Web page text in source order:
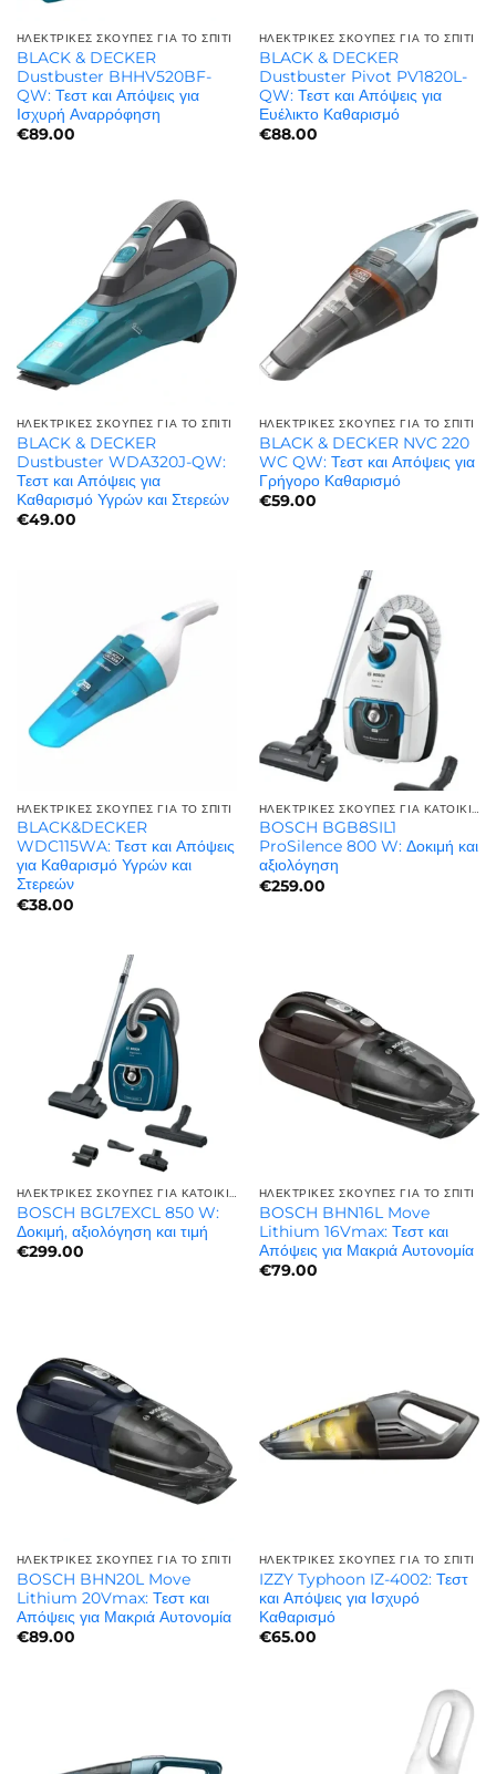
ΗΛΕΚΤΡΙΚΈΣ ΣΚΟΎΠΕΣ ΓΙΑ ΤΟ ΣΠΊΤΙ
BLACK & DECKER
Dustbuster BHHV520BF-
QW: Τεστ και Απόψεις για
Ισχυρή Αναρρόφηση
€89.00
ΗΛΕΚΤΡΙΚΈΣ ΣΚΟΎΠΕΣ ΓΙΑ ΤΟ ΣΠΊΤΙ
BLACK & DECKER
Dustbuster Pivot PV1820L-
QW: Τεστ και Απόψεις για
Ευέλικτο Καθαρισμό
€88.00
ΗΛΕΚΤΡΙΚΈΣ ΣΚΟΎΠΕΣ ΓΙΑ ΤΟ ΣΠΊΤΙ
BLACK & DECKER
Dustbuster WDA320J-QW:
Τεστ και Απόψεις για
Καθαρισμό Υγρών και Στερεών
€49.00
ΗΛΕΚΤΡΙΚΈΣ ΣΚΟΎΠΕΣ ΓΙΑ ΤΟ ΣΠΊΤΙ
BLACK & DECKER NVC 220
WC QW: Τεστ και Απόψεις για
Γρήγορο Καθαρισμό
€59.00
ΗΛΕΚΤΡΙΚΈΣ ΣΚΟΎΠΕΣ ΓΙΑ ΤΟ ΣΠΊΤΙ
BLACK&DECKER
WDC115WA: Τεστ και Απόψεις
για Καθαρισμό Υγρών και
Στερεών
€38.00
BOSCH BGB8SIL1
ProSilence 800 W: Δοκιμή και
αξιολόγηση
€259.00
ΗΛΕΚΤΡΙΚΈΣ ΣΚΟΎΠΕΣ ΓΙΑ ΚΑΤΟΙΚΊΔΙΑ | ΓΙΑ ΤΡΊΧΕΣ ΚΑΤΟΙΚΙΔΊΩΝ
BOSCH BGL7EXCL 850 W:
Δοκιμή, αξιολόγηση και τιμή
€299.00
ΗΛΕΚΤΡΙΚΈΣ ΣΚΟΎΠΕΣ ΓΙΑ ΤΟ ΣΠΊΤΙ
BOSCH BHN16L Move
Lithium 16Vmax: Τεστ και
Απόψεις για Μακριά Αυτονομία
€79.00
ΗΛΕΚΤΡΙΚΈΣ ΣΚΟΎΠΕΣ ΓΙΑ ΤΟ ΣΠΊΤΙ
BOSCH BHN20L Move
Lithium 20Vmax: Τεστ και
Απόψεις για Μακριά Αυτονομία
€89.00
ΗΛΕΚΤΡΙΚΈΣ ΣΚΟΎΠΕΣ ΓΙΑ ΤΟ ΣΠΊΤΙ
IZZY Typhoon IZ-4002: Τεστ
και Απόψεις για Ισχυρό
Καθαρισμό
€65.00